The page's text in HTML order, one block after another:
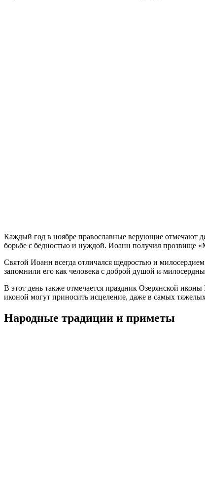
Каждый год в ноябре православные верующие отмечают
борьбе с бедностью и нуждой. Иоанн получил прозвище
Святой Иоанн всегда отличался щедростью и
запомнили его как человека с доброй душой и
В этот день также отмечается праздник Озерянской
иконой могут приносить исцеление, даже в самых
Народные традиции и приметы